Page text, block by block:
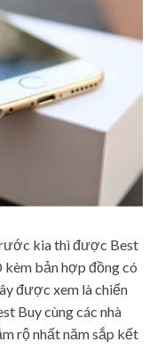
kia thì được Best
kèm bản hợp đồng có
được xem là chiến
Buy cùng các nhà
rộ nhất năm sắp kết